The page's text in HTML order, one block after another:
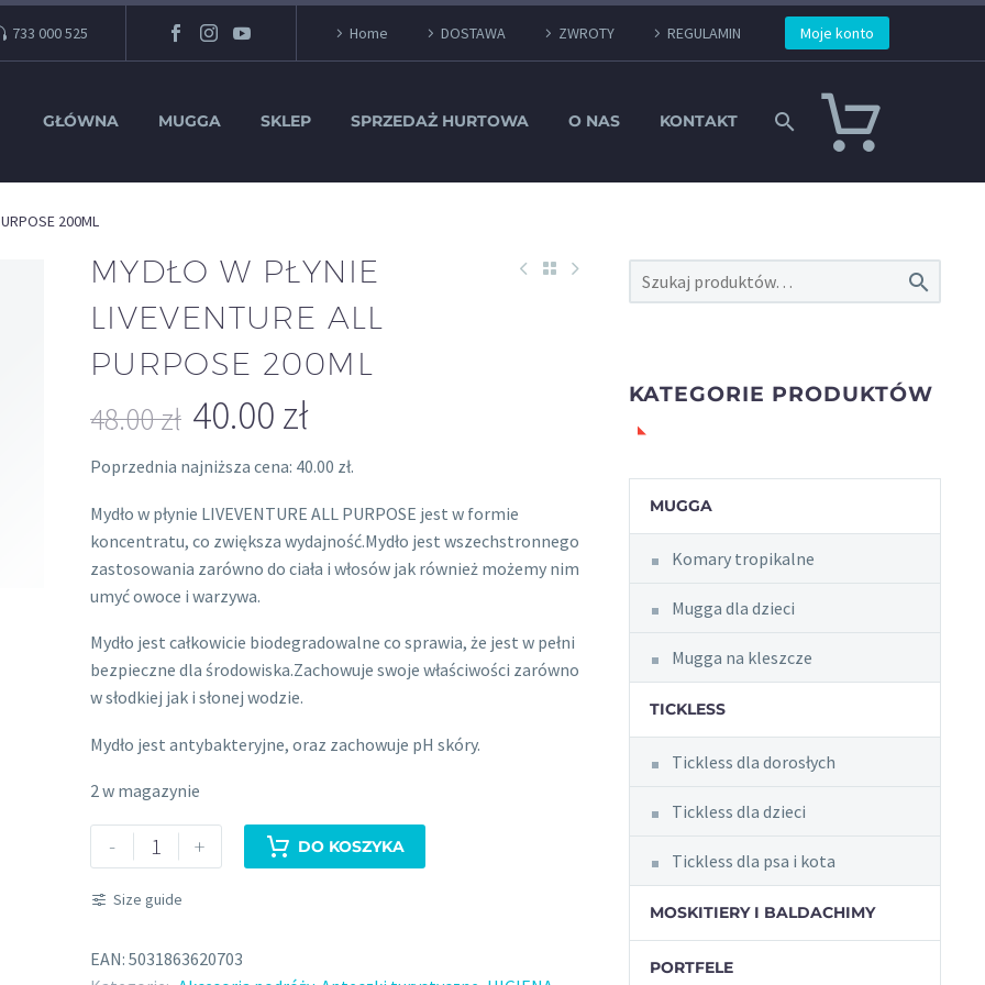
733 000 525 Home DOSTAWA ZWROTY REGULAMIN Moje konto
GŁÓWNA MUGGA SKLEP SPRZEDAŻ HURTOWA O NAS KONTAKT
200ML
MYDŁO W PŁYNIE
LIVEVENTURE ALL
PURPOSE 200ML
48.00zł
Pierwotna
cena
wynosiła:
48.00 zł.
40.00 zł
Aktualna
cena
wynosi:
40.00 zł.
Poprzednia najniższa cena: 40.00 zł.
Mydło w płynie LIVEVENTURE ALL PURPOSE jest w formie
koncentratu, co zwiększa wydajność.Mydło jest wszechstronnego
zastosowania zarówno do ciała i włosów jak również możemy nim
umyć owoce i warzywa.
Mydło jest całkowicie biodegradowalne co sprawia, że jest w pełni
bezpieczne dla środowiska.Zachowuje swoje właściwości zarówno
w słodkiej jak i słonej wodzie.
Mydło jest antybakteryjne, oraz zachowuje pH skóry.
2 w magazynie
-
MYDŁO
W
+ DO KOSZYKA
Size guide
EAN: 5031863620703

KATEGORIE PRODUKTÓW
MUGGA
Komary tropikalne
Mugga dla dzieci
Mugga na kleszcze
TICKLESS
Tickless dla dorosłych
Tickless dla dzieci
Tickless dla psa i kota
MOSKITIERY I BALDACHIMY
PORTFELE